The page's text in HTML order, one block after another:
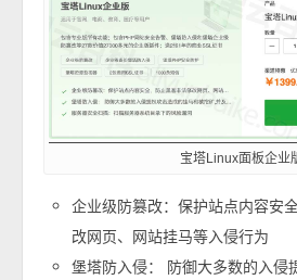
宝塔Linux面板企业
企业级防篡改：保护站点内容安
改网页、网站挂马等入侵行为
堡塔防入侵： 防御大多数的入侵